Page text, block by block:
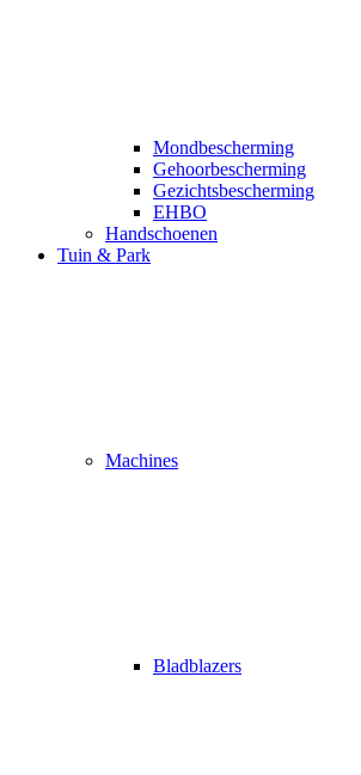
Mondbescherming
Gehoorbescherming
Gezichtsbescherming
EHBO
Handschoenen
Tuin & Park
Machines
Bladblazers